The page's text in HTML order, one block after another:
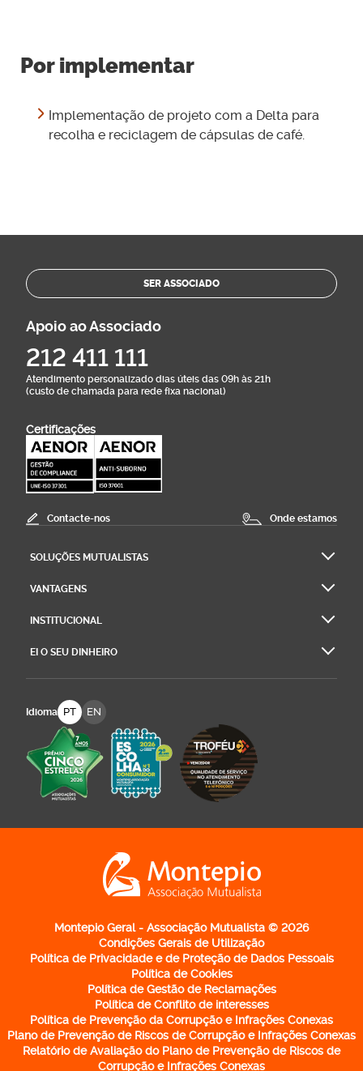
Por implementar
Implementação de projeto com a Delta para
recolha e reciclagem de cápsulas de café.
SER ASSOCIADO
Apoio ao Associado
212 411 111
Atendimento personalizado dias úteis das 09h às 21h
(custo de chamada para rede fixa nacional)
Certificações
Contacte-nos Onde estamos
SOLUÇÕES MUTUALISTAS
VANTAGENS
INSTITUCIONAL
EI O SEU DINHEIRO
Idioma PT EN
Logo Montepio Associação Mutualista -
Montepio Geral - Associação Mutualista © 2026
Condições Gerais de Utilização
Política de Privacidade e de Proteção de Dados Pessoais
Política de Cookies
Política de Gestão de Reclamações
Política de Conflito de interesses
Política de Prevenção da Corrupção e Infrações Conexas
Plano de Prevenção de Riscos de Corrupção e Infrações Conexas
Relatório de Avaliação do Plano de Prevenção de Riscos de
Corrupção e Infrações Conexas